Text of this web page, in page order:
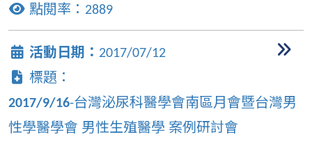
點閱率： 2889
活動日期： 2017/07/12
標題：
2017/9/16-台灣泌尿科醫學會南區月會暨台灣男
性學醫學會 男性生殖醫學 案例研討會